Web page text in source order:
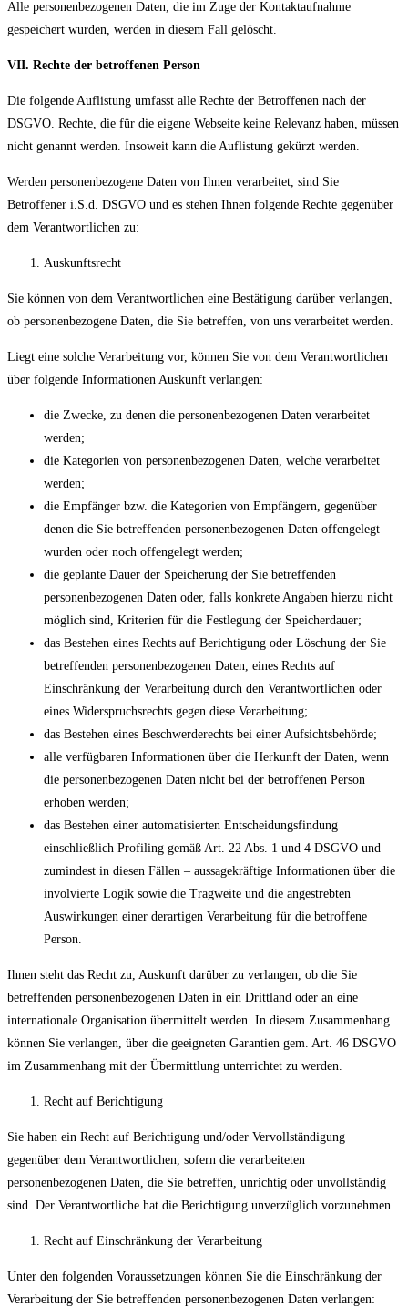
Alle personenbezogenen Daten, die im Zuge der Kontaktaufnahme
gespeichert wurden, werden in diesem Fall gelöscht.
VII. Rechte der betroffenen Person
Die folgende Auflistung umfasst alle Rechte der Betroffenen nach der
DSGVO. Rechte, die für die eigene Webseite keine Relevanz haben, müssen
nicht genannt werden. Insoweit kann die Auflistung gekürzt werden.
Werden personenbezogene Daten von Ihnen verarbeitet, sind Sie
Betroffener i.S.d. DSGVO und es stehen Ihnen folgende Rechte gegenüber
dem Verantwortlichen zu:
Auskunftsrecht
Sie können von dem Verantwortlichen eine Bestätigung darüber verlangen,
ob personenbezogene Daten, die Sie betreffen, von uns verarbeitet werden.
Liegt eine solche Verarbeitung vor, können Sie von dem Verantwortlichen
über folgende Informationen Auskunft verlangen:
die Zwecke, zu denen die personenbezogenen Daten verarbeitet
werden;
die Kategorien von personenbezogenen Daten, welche verarbeitet
werden;
die Empfänger bzw. die Kategorien von Empfängern, gegenüber
denen die Sie betreffenden personenbezogenen Daten offengelegt
wurden oder noch offengelegt werden;
die geplante Dauer der Speicherung der Sie betreffenden
personenbezogenen Daten oder, falls konkrete Angaben hierzu nicht
möglich sind, Kriterien für die Festlegung der Speicherdauer;
das Bestehen eines Rechts auf Berichtigung oder Löschung der Sie
betreffenden personenbezogenen Daten, eines Rechts auf
Einschränkung der Verarbeitung durch den Verantwortlichen oder
eines Widerspruchsrechts gegen diese Verarbeitung;
das Bestehen eines Beschwerderechts bei einer Aufsichtsbehörde;
alle verfügbaren Informationen über die Herkunft der Daten, wenn
die personenbezogenen Daten nicht bei der betroffenen Person
erhoben werden;
das Bestehen einer automatisierten Entscheidungsfindung
einschließlich Profiling gemäß Art. 22 Abs. 1 und 4 DSGVO und –
zumindest in diesen Fällen – aussagekräftige Informationen über die
involvierte Logik sowie die Tragweite und die angestrebten
Auswirkungen einer derartigen Verarbeitung für die betroffene
Person.
Ihnen steht das Recht zu, Auskunft darüber zu verlangen, ob die Sie
betreffenden personenbezogenen Daten in ein Drittland oder an eine
internationale Organisation übermittelt werden. In diesem Zusammenhang
können Sie verlangen, über die geeigneten Garantien gem. Art. 46 DSGVO
im Zusammenhang mit der Übermittlung unterrichtet zu werden.
Recht auf Berichtigung
Sie haben ein Recht auf Berichtigung und/oder Vervollständigung
gegenüber dem Verantwortlichen, sofern die verarbeiteten
personenbezogenen Daten, die Sie betreffen, unrichtig oder unvollständig
sind. Der Verantwortliche hat die Berichtigung unverzüglich vorzunehmen.
Recht auf Einschränkung der Verarbeitung
Unter den folgenden Voraussetzungen können Sie die Einschränkung der
Verarbeitung der Sie betreffenden personenbezogenen Daten verlangen: